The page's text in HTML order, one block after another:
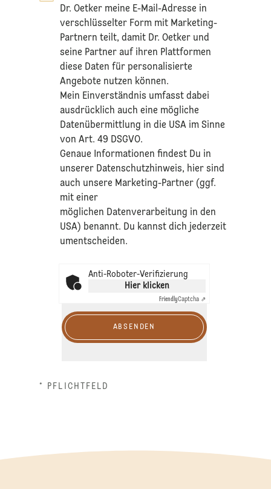
Dr. Oetker meine E-Mail-Adresse in
verschlüsselter Form mit Marketing-
Partnern teilt, damit Dr. Oetker und
seine Partner auf ihren Plattformen
diese Daten für personalisierte
Angebote nutzen können.
Mein Einverständnis umfasst dabei
ausdrücklich auch eine mögliche
Datenübermittlung in die USA im Sinne
von Art. 49 DSGVO.​
​Genaue Informationen findest Du in
unserer Datenschutzhinweis, hier sind
auch unsere Marketing-Partner (ggf.
mit einer
möglichen Datenverarbeitung in den
USA) benannt. Du kannst dich jederzeit
umentscheiden.
Anti-Roboter-Verifizierung
Hier klicken
FriendlyCaptcha ⇗
ABSENDEN
* PFLICHTFELD